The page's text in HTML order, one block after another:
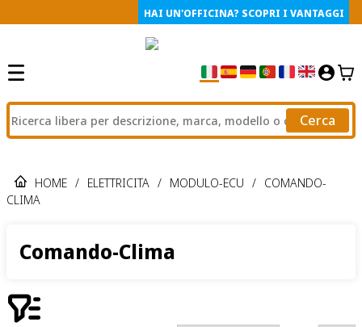
HAI UN'OFFICINA? SCOPRI I VANTAGGI
Cerca
HOME / ELETTRICITA / MODULO-ECU / COMANDO-
CLIMA
Comando-Clima